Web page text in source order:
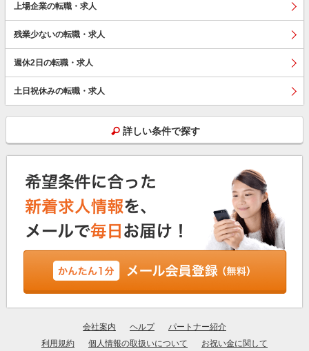
上場企業の転職・求人
残業少ないの転職・求人
週休2日の転職・求人
土日祝休みの転職・求人
詳しい条件で探す
会社案内 ヘルプ
パートナー紹介
利用規約
個人情報の取扱いについて お祝い金に関して